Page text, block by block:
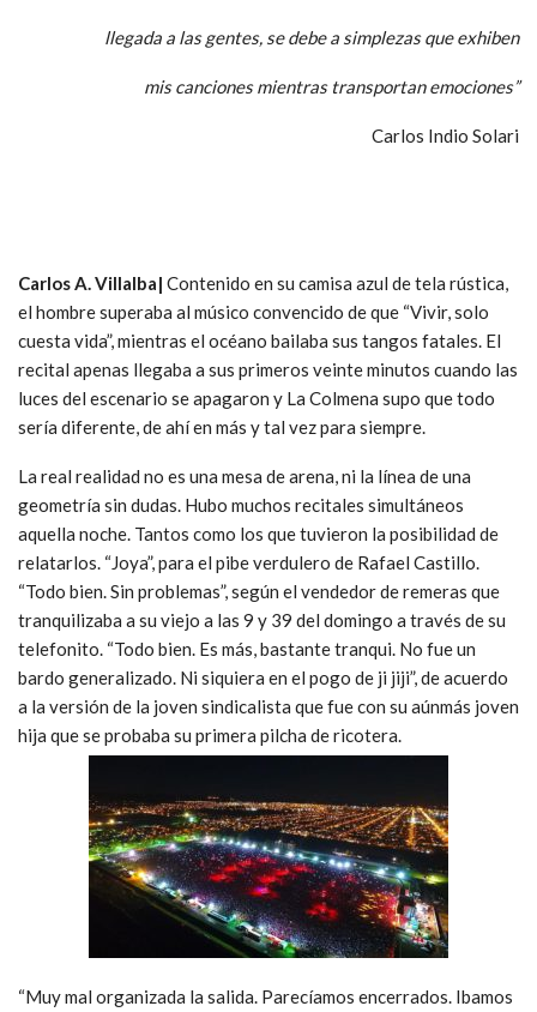
llegada a las gentes, se debe a simplezas que exhiben
mis canciones mientras transportan emociones”
Carlos Indio Solari
Carlos A. Villalba| Contenido en su camisa azul de tela rústica,
el hombre superaba al músico convencido de que “Vivir, solo
cuesta vida”, mientras el océano bailaba sus tangos fatales. El
recital apenas llegaba a sus primeros veinte minutos cuando las
luces del escenario se apagaron y La Colmena supo que todo
sería diferente, de ahí en más y tal vez para siempre.
La real realidad no es una mesa de arena, ni la línea de una
geometría sin dudas. Hubo muchos recitales simultáneos
aquella noche. Tantos como los que tuvieron la posibilidad de
relatarlos. “Joya”, para el pibe verdulero de Rafael Castillo.
“Todo bien. Sin problemas”, según el vendedor de remeras que
tranquilizaba a su viejo a las 9 y 39 del domingo a través de su
telefonito. “Todo bien. Es más, bastante tranqui. No fue un
bardo generalizado. Ni siquiera en el pogo de ji jiji”, de acuerdo
a la versión de la joven sindicalista que fue con su aúnmás joven
hija que se probaba su primera pilcha de ricotera.
“Muy mal organizada la salida. Parecíamos encerrados. Ibamos